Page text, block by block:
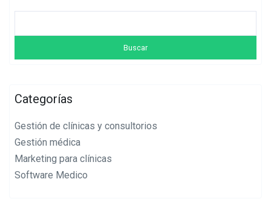
Categorías
Gestión de clínicas y consultorios
Gestión médica
Marketing para clínicas
Software Medico